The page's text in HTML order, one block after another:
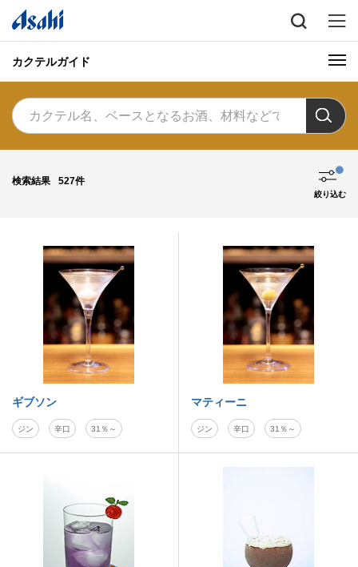
カクテルガイド
検索結果 527件
絞り込む
ギブソン
ジン 辛口 31％～
マティーニ
ジン 辛口 31％～